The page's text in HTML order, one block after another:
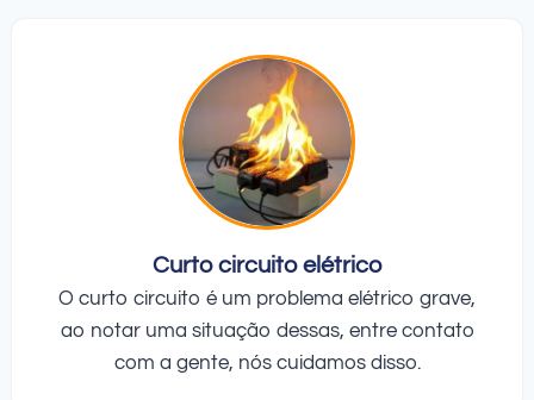
Curto circuito elétrico
O curto circuito é um problema elétrico grave,
ao notar uma situação dessas, entre contato
com a gente, nós cuidamos disso.